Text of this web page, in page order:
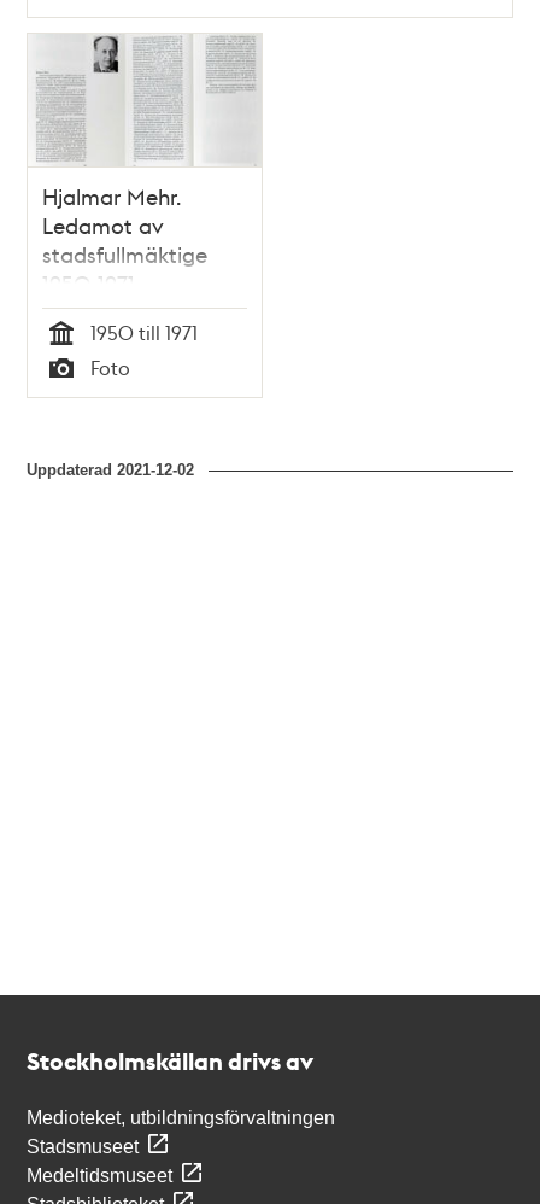
Hjalmar Mehr.
Ledamot av
stadsfullmäktige
1950-1971.
Borgarråd 1948-1971
Tid
1950 till 1971
Typ
Foto
Uppdaterad2021-12-02
Stockholmskällan drivs av
Medioteket, utbildningsförvaltningen
Stadsmuseet
Medeltidsmuseet